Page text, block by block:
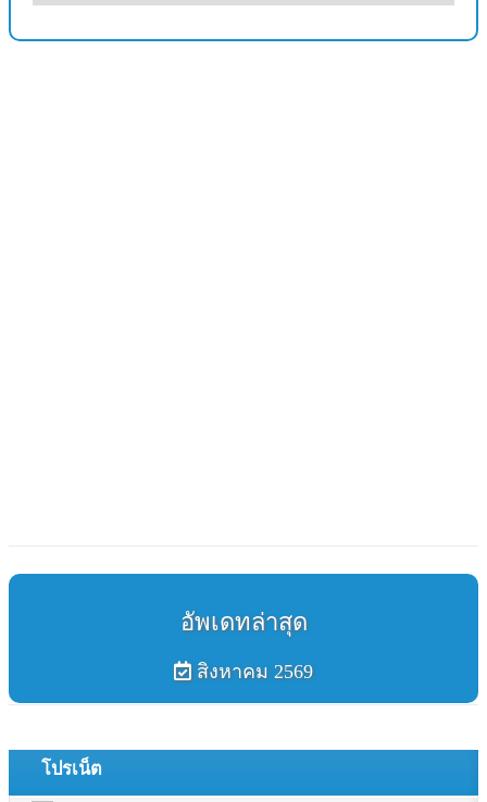
อัพเดทล่าสุด
สิงหาคม 2569
โปรเน็ต